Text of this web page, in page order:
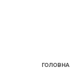
ГОЛОВНА